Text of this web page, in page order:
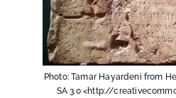
Photo: Tamar Hayardeni from
SA 3.0 <http://